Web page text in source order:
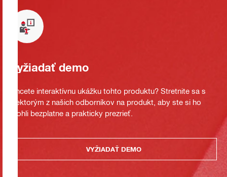
Vyžiadať demo
Chcete interaktívnu ukážku tohto produktu? Stretnite sa s
niektorým z našich odborníkov na produkt, aby ste si ho
mohli bezplatne a prakticky prezrieť.
VYŽIADAŤ DEMO